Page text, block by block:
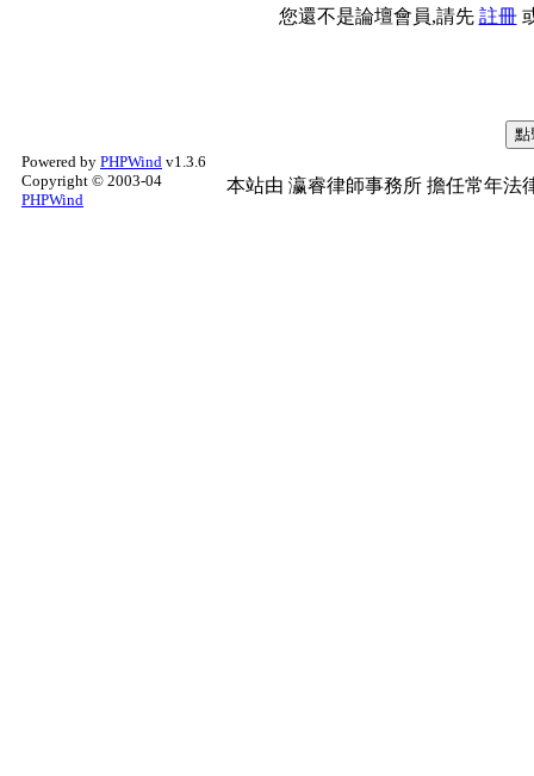
您還不是論壇會員,請先 註冊
Powered by PHPWind v1.3.6
Copyright © 2003-04
PHPWind
本站由 瀛睿律師事務所 擔任常年法